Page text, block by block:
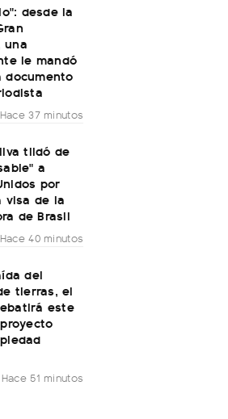
desde la
una
le mandó
documento
Hace 37 minutos
tildó de
a
por
visa de la
de Brasil
Hace 40 minutos
del
tierras, el
este
Hace 51 minutos